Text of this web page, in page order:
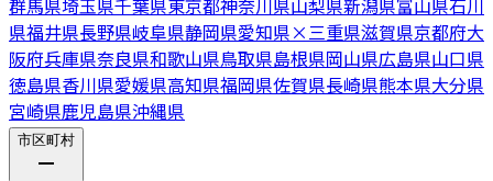
群馬県埼玉県千葉県東京都神奈川県山梨県新潟県富山県石川
県福井県長野県岐阜県静岡県愛知県×三重県滋賀県京都府大
阪府兵庫県奈良県和歌山県鳥取県島根県岡山県広島県山口県
徳島県香川県愛媛県高知県福岡県佐賀県長崎県熊本県大分県
宮崎県鹿児島県沖縄県
市区町村